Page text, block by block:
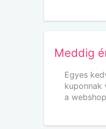
Meddig
Egyes
kuponnak
a